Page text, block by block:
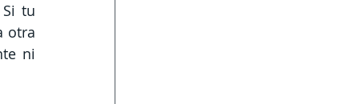
tu
otra
ni